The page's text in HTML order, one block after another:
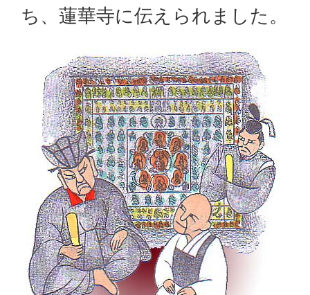
ち、蓮華寺に伝えられました。